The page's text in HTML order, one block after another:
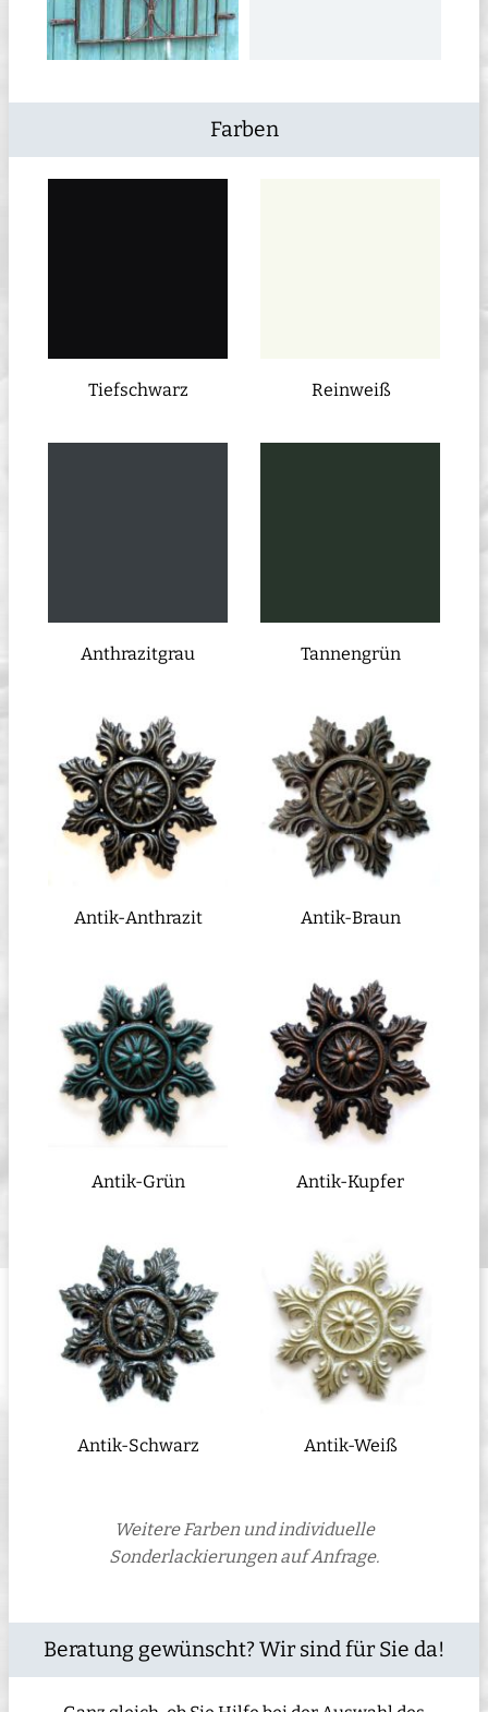
Farben
Tiefschwarz Reinweiß
Anthrazitgrau Tannengrün
Antik-Anthrazit Antik-Braun
Antik-Grün Antik-Kupfer
Antik-Schwarz Antik-Weiß
Weitere Farben und individuelle
Sonderlackierungen auf Anfrage.
Beratung gewünscht? Wir sind für Sie da!